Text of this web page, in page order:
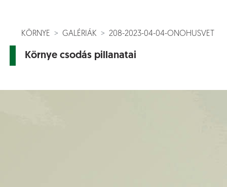
KÖRNYE GALÉRIÁK 208-2023-04-04-ONOHUSVET
Környe csodás pillanatai